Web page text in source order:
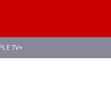
TV+